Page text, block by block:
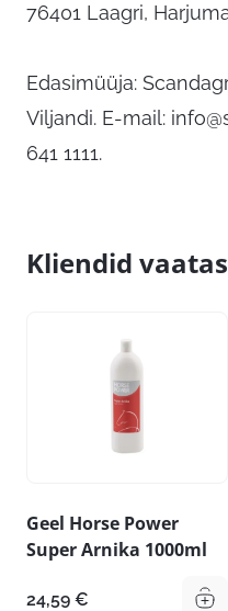
76401 Laagri,
Edasimüüja:
Viljandi. E-mail:
641 1111.
Kliendid
Geel Horse Power
Super Arnika 1000ml
24,59 €